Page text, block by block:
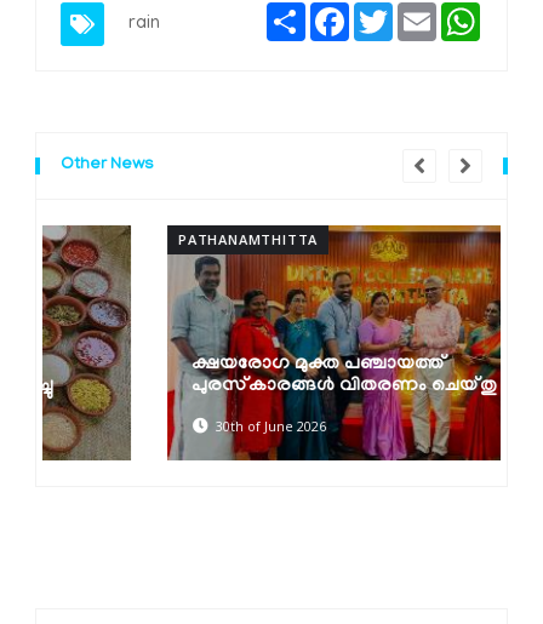
rain
ShareFacebook
TwitterEmail
Other News
PATHANAMTHITTA
ക്ഷയരോഗ മുക്ത പഞ്ചായത്ത്
പുരസ്‌കാരങ്ങൾ വിതരണം ചെയ്തു
30th of June 2026